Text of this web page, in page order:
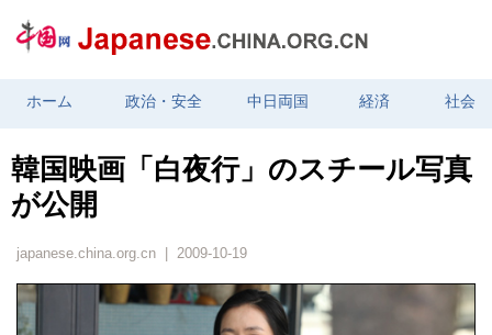
ホーム 政治・安全 中日両国 経済 社会
韓国映画「白夜行」のスチール写真
が公開
japanese.china.org.cn | 2009-10-19